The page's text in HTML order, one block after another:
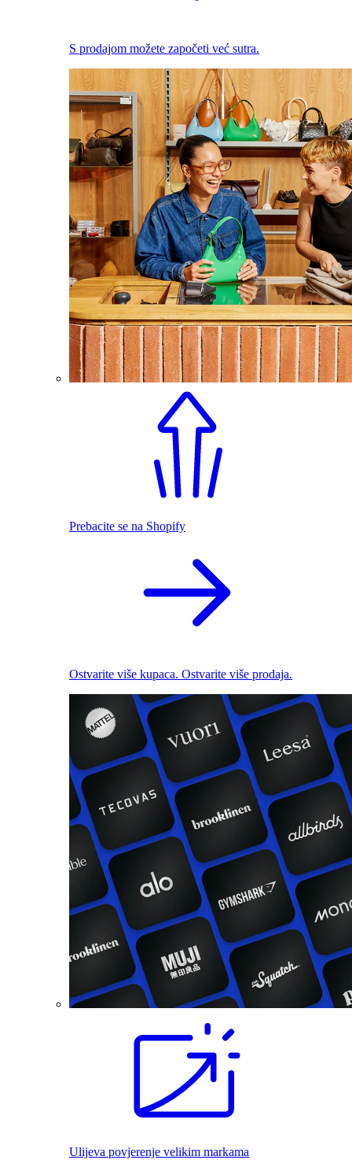
S prodajom možete započeti već sutra.
Prebacite se na Shopify
Ostvarite više kupaca. Ostvarite više prodaja.
Ulijeva povjerenje velikim markama